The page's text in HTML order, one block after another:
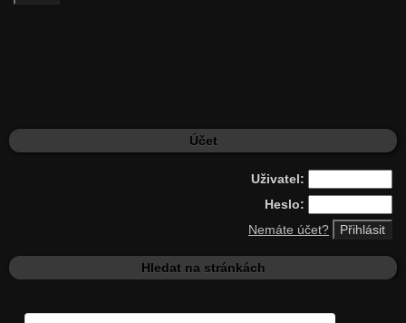
Účet
Uživatel:
Heslo:
Nemáte účet?
Hledat na stránkách